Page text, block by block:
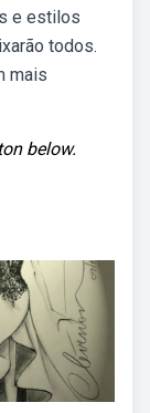
e estilos
todos.
mais
below.